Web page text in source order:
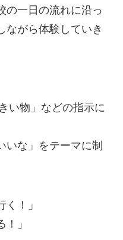
の一日の流れに沿っ
ながら体験していき
い物」などの指示に
いな」をテーマに制
く！」
」